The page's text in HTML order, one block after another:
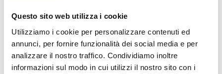
Questo sito web utilizza i cookie
Utilizziamo i cookie per personalizzare contenuti ed
annunci, per fornire funzionalità dei social media e per
analizzare il nostro traffico. Condividiamo inoltre
informazioni sul modo in cui utilizzi il nostro sito con i
ORARIO
17.00 - 18.00